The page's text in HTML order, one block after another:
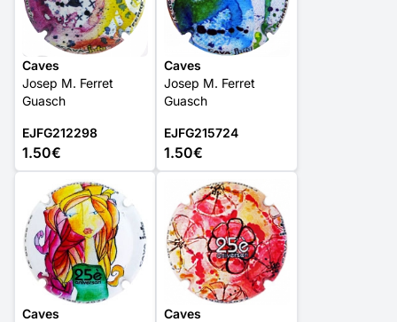
Caves
Josep M. Ferret
Guasch
EJFG212298
1.50€
Caves
Josep M. Ferret
Guasch
EJFG215724
1.50€
Caves
Caves